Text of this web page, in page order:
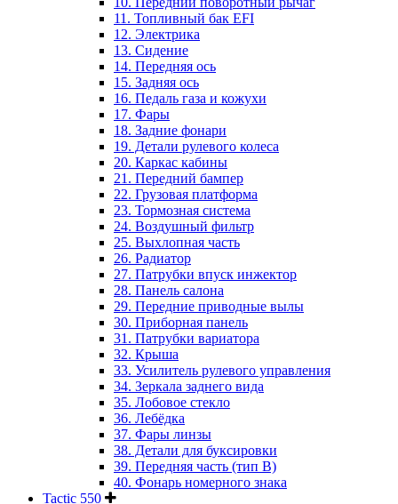
11. Топливный бак EFI
12. Электрика
13. Сидение
14. Передняя ось
15. Задняя ось
16. Педаль газа и кожухи
17. Фары
18. Задние фонари
19. Детали рулевого колеса
20. Каркас кабины
21. Передний бампер
22. Грузовая платформа
23. Тормозная система
24. Воздушный фильтр
25. Выхлопная часть
26. Радиатор
27. Патрубки впуск инжектор
28. Панель салона
29. Передние приводные вылы
30. Приборная панель
31. Патрубки вариатора
32. Крыша
33. Усилитель рулевого управления
34. Зеркала заднего вида
35. Лобовое стекло
36. Лебёдка
37. Фары линзы
38. Детали для буксировки
39. Передняя часть (тип B)
40. Фонарь номерного знака
Tactic 550